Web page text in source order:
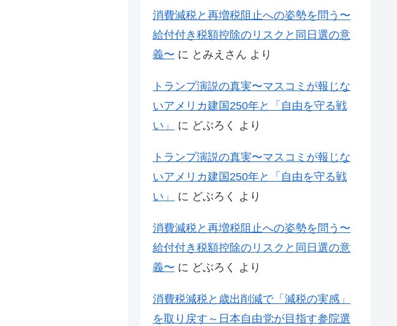
消費減税と再増税阻止への姿勢を問う〜
給付付き税額控除のリスクと同日選の意
義〜 に とみえさん より
トランプ演説の真実〜マスコミが報じな
いアメリカ建国250年と「自由を守る戦
い」
に どぶろく より
トランプ演説の真実〜マスコミが報じな
いアメリカ建国250年と「自由を守る戦
い」
に どぶろく より
消費減税と再増税阻止への姿勢を問う〜
給付付き税額控除のリスクと同日選の意
義〜 に どぶろく より
消費税減税と歳出削減で「減税の実感」
を取り戻す～日本自由党が目指す参院選